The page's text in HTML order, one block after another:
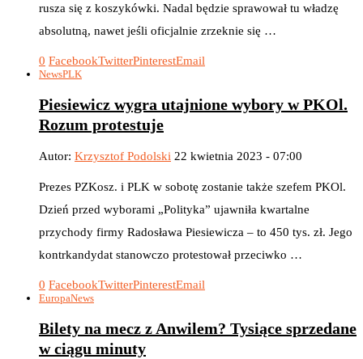
rusza się z koszykówki. Nadal będzie sprawował tu władzę
absolutną, nawet jeśli oficjalnie zrzeknie się …
0 FacebookTwitterPinterestEmail
NewsPLK
Piesiewicz wygra utajnione wybory w PKOl.
Rozum protestuje
Autor: Krzysztof Podolski 22 kwietnia 2023 - 07:00
Prezes PZKosz. i PLK w sobotę zostanie także szefem PKOl.
Dzień przed wyborami „Polityka” ujawniła kwartalne
przychody firmy Radosława Piesiewicza – to 450 tys. zł. Jego
kontrkandydat stanowczo protestował przeciwko …
0 FacebookTwitterPinterestEmail
EuropaNews
Bilety na mecz z Anwilem? Tysiące sprzedane
w ciągu minuty